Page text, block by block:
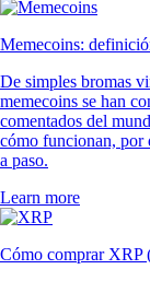
Memecoins:
De simples bromas
memecoins se han
comentados del
cómo funcionan, por
a paso.
Learn more
Cómo comprar XRP